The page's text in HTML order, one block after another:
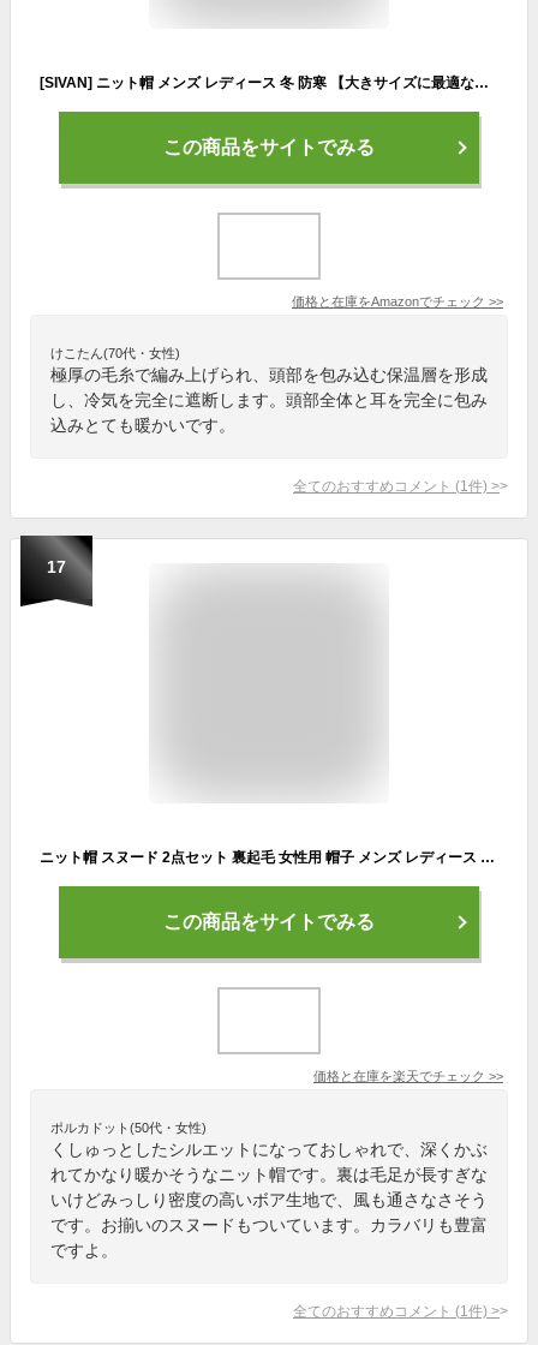
[SIVAN] ニット帽 メンズ レディース 冬 防寒 【大きサイズに最適な選択！】 【極厚の毛糸で断熱性 伸縮性・抗菌防臭】 厚手 暖かい 伸縮性 小顔効果 肌に優しい ニット帽子 防寒ニット帽 帽子 無地 通勤 通学 男女兼用 フリーサイズ (JP, アルファベット, Free Size, ブラック)
この商品をサイトでみる
価格と在庫をAmazonでチェック >>
けこたん(70代・女性)
極厚の毛糸で編み上げられ、頭部を包み込む保温層を形成
し、冷気を完全に遮断します。頭部全体と耳を完全に包み
込みとても暖かいです。
全てのおすすめコメント (1 件) >
17
ニット帽 スヌード 2点セット 裏起毛 女性用 帽子 メンズ レディース ネックウォーマー マフラー 男女兼用 秋冬 冬 暖かい ニット 裏ボア 柔らかい 厚手 スキー スノボ 贈り物 プレゼント クリスマス ギフト アウトドア 防寒 ゆったり あったか
この商品をサイトでみる
価格と在庫を楽天でチェック >>
ポルカドット(50代・女性)
くしゅっとしたシルエットになっておしゃれで、深くかぶ
れてかなり暖かそうなニット帽です。裏は毛足が長すぎな
いけどみっしり密度の高いボア生地で、風も通さなさそう
です。お揃いのスヌードもついています。カラバリも豊富
ですよ。
全てのおすすめコメント (1 件) >